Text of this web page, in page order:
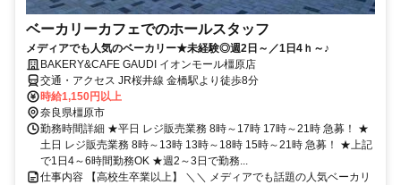
ベーカリーカフェでのホールスタッフ
メディアでも人気のベーカリー★未経験◎週2日～／1日4ｈ～♪
BAKERY&CAFE GAUDI イオンモール橿原店
交通・アクセス JR桜井線 金橋駅より徒歩8分
時給1,150円以上
奈良県橿原市
勤務時間詳細 ★平日 レジ販売業務 8時～17時 17時～21時 急募！ ★
土日 レジ販売業務 8時～13時 13時～18時 15時～21時 急募！ ★上記
で1日4～6時間勤務OK ★週2～3日で勤務...
仕事内容 【高校生卒業以上】 ＼＼ メディアでも話題の人気ベーカリ